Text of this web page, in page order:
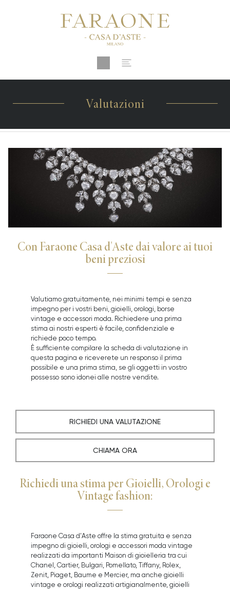
Valutazioni
Con Faraone Casa d'Aste dai valore ai tuoi
beni preziosi
Valutiamo gratuitamente, nei minimi tempi e senza
impegno per i vostri beni, gioielli, orologi, borse
vintage e accessori moda. Richiedere una prima
stima ai nostri esperti è facile, confidenziale e
richiede poco tempo.
È sufficiente compilare la scheda di valutazione in
questa pagina e riceverete un responso il prima
possibile e una prima stima, se gli oggetti in vostro
possesso sono idonei alle nostre vendite.
RICHIEDI UNA VALUTAZIONE
CHIAMA ORA
Richiedi una stima per Gioielli, Orologi e
Vintage fashion:
Faraone Casa d'Aste offre la stima gratuita e senza
impegno di gioielli, orologi e accessori moda vintage
realizzati da importanti Maison di gioielleria tra cui
Chanel, Cartier, Bulgari, Pomellato, Tiffany, Rolex,
Zenit, Piaget, Baume e Mercier, ma anche gioielli
vintage e orologi realizzati artigianalmente, gioielli